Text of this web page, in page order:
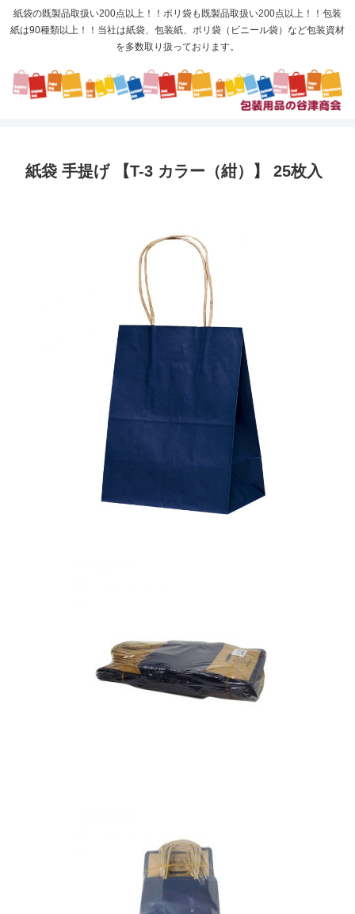
紙袋の既製品取扱い200点以上！！ポリ袋も既製品取扱い200点以上！！包装
紙は90種類以上！！当社は紙袋、包装紙、ポリ袋（ビニール袋）など包装資材
を多数取り扱っております。
紙袋 手提げ 【T-3 カラー（紺）】 25枚入